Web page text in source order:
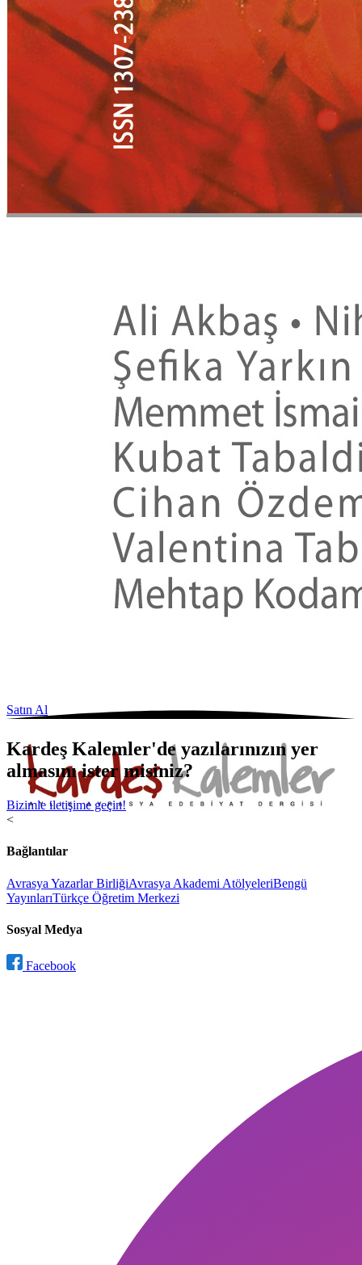
Satın Al
Kardeş Kalemler'de yazılarınızın yer
almasını ister misiniz?
Bizimle iletişime geçin!
<
Bağlantılar
Avrasya Yazarlar BirliğiAvrasya Akademi AtölyeleriBengü
YayınlarıTürkçe Öğretim Merkezi
Sosyal Medya
Facebook